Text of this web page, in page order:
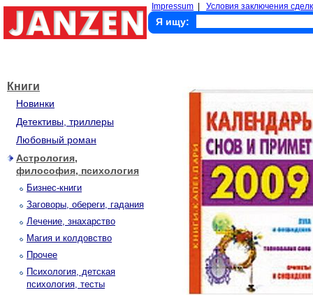
Impressum Условия заключения
Я ищу:
Книги
Новинки
Детективы, триллеры
Любовный роман
Астрология,
философия, психология
Бизнес-книги
Заговоры, обереги, гадания
Лечение, знахарство
Магия и колдовство
Прочее
Психология, детская
психология, тесты